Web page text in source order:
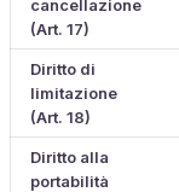
cancellazione
(Art. 17)
Diritto di
limitazione
(Art. 18)
Diritto alla
portabilità